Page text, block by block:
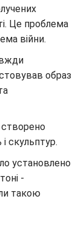
Це проблема
війни.
образ
скульптур.
установлено
-
такою